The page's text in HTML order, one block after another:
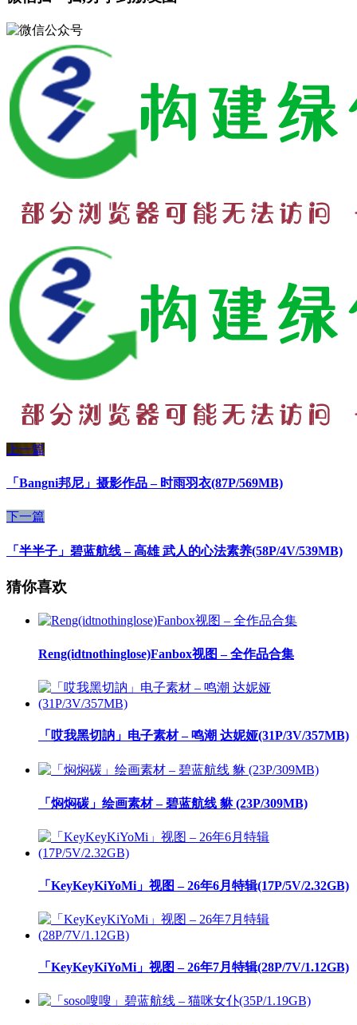
上一篇
「Bangni邦尼」摄影作品 – 时雨羽衣(87P/569MB)
下一篇
「半半子」碧蓝航线 – 高雄 武人的心法素养(58P/4V/539MB)
猜你喜欢
Reng(idtnothinglose)Fanbox视图 – 全作品合集
「哎我黑切訥」电子素材 – 鸣潮 达妮娅(31P/3V/357MB)
「焖焖碳」绘画素材 – 碧蓝航线 貅 (23P/309MB)
「KeyKeyKiYoMi」视图 – 26年6月特辑(17P/5V/2.32GB)
「KeyKeyKiYoMi」视图 – 26年7月特辑(28P/7V/1.12GB)